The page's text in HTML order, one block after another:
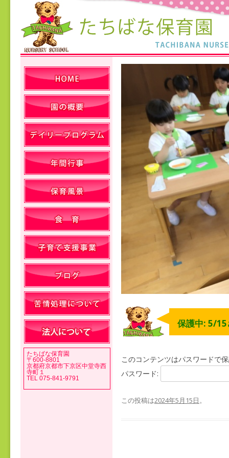
保護中: 5/15
このコンテンツはパスワードで
パスワード:
この投稿は2024年5月15日。
たちばな保育園
〒600-8801
京都府京都市下京区中堂寺西
寺町１
TEL 075-841-9791